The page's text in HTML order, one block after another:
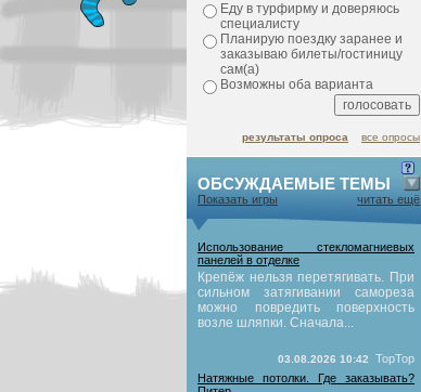
Еду в турфирму и доверяюсь
специалисту
Планирую поездку заранее и
заказываю билеты/гостиницу
сам(а)
Возможны оба варианта
результаты опроса все опросы
ОБСУЖДАЕМЫЕ ТЕМЫ
Показать игры читать ещё
Использование стекломагниевых
панелей в отделке
Крепёж нельзя перетягивать. При
сильном затягивании самореза
можно повредить поверхность
возле шляпки. Сначала...
03.08.2026 10:42
TopTop
Натяжные потолки. Где заказывать?